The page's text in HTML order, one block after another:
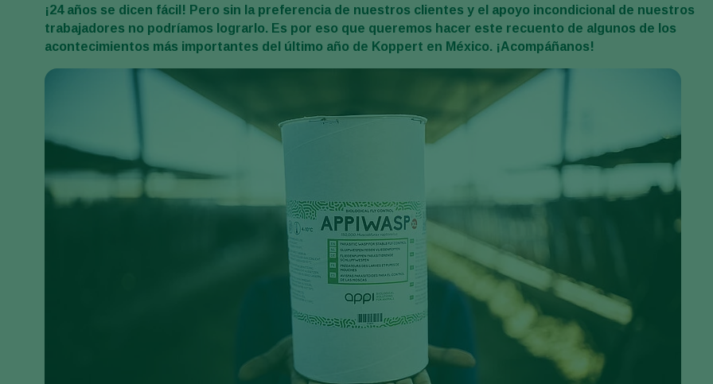
¡24 años se dicen fácil! Pero sin la preferencia de nuestros clientes y el apoyo incondicional de nuestros
trabajadores no podríamos lograrlo. Es por eso que queremos hacer este recuento de algunos de los
acontecimientos más importantes del último año de Koppert en México. ¡Acompáñanos!